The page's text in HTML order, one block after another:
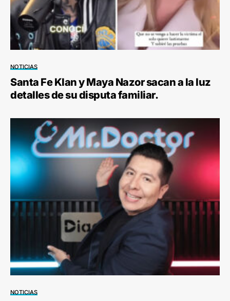
NOTICIAS
Santa Fe Klan y Maya Nazor sacan a la luz
detalles de su disputa familiar.
NOTICIAS